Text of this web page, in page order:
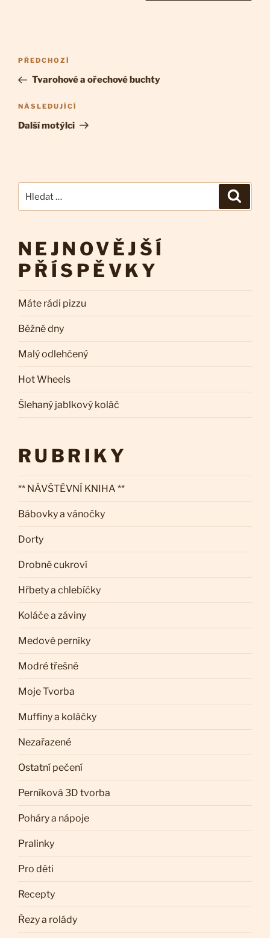
Navigace
pro
příspěvek
Předchozí
příspěvek
PŘEDCHOZÍ
Tvarohové a ořechové buchty
Následující
příspěvek
NÁSLEDUJÍCÍ
Další motýlci
NEJNOVĚJŠÍ
PŘÍSPĚVKY
Máte rádi pizzu
Běžné dny
Malý odlehčený
Hot Wheels
Šlehaný jablkový koláč
RUBRIKY
** NÁVŠTĚVNÍ KNIHA **
Bábovky a vánočky
Dorty
Drobné cukroví
Hřbety a chlebíčky
Koláče a záviny
Medové perníky
Modré třešně
Moje Tvorba
Muffiny a koláčky
Nezařazené
Ostatní pečení
Perníková 3D tvorba
Poháry a nápoje
Pralinky
Pro děti
Recepty
Řezy a rolády